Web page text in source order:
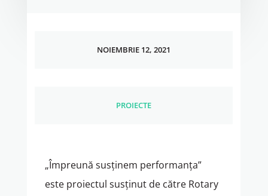
NOIEMBRIE 12, 2021
PROIECTE
„Împreună susținem performanța”
este proiectul susținut de către Rotary